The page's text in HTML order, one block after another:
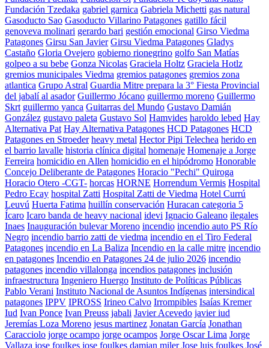
Fundación Tzedaka gabriel garnica Gabriela Michetti gas natural
Gasoducto Sao Gasoducto Villarino Patagones gatillo fácil
genoveva molinari gerardo bari gestión emocional Girso Viedma
Patagones Girsu San Javier Girsu Viedma Patagones Gladys
Castaño Gloria Ovejero gobierno rionegrino golfo San Matías
golpeo a su bebe Gonza Nicolas Graciela Holtz Graciela Hotlz
gremios municipales Viedma gremios patagones gremios zona
atlantica Grupo Astral Guardia Mitre prepara la 3° Fiesta Provincial
del jabalí al asador Guillermo Jócano guillermo moreno Guillermo
Skrt guillermo yanca Guitarras del Mundo Gustavo Damián
González gustavo paleta Gustavo Sol Hamvides haroldo lebed Hay
Alternativa Pat Hay Alternativa Patagones HCD Patagones HCD
Patagones en Stroeder heavy metal Hector Pipi Telechea herido en
el barrio lavalle historia clínica digital homenaje Homenaje a Jorge
Ferreira homicidio en Allen homicidio en el hipódromo Honorable
Concejo Deliberante de Patagones Horacio "Pechi" Quiroga
Horacio Otero -CGT- horcas HORNE Horrendum Vermis Hospital
Pedro Ecay hospital Zatti Hospital Zatti de Viedma Hotel Currú
Leuvú Huerta Fatima huillín conservación Huracan categoria 5
Ícaro Icaro banda de heavy nacional idevi Ignacio Galeano ilegales
Inaes Inauguración bulevar Moreno incendio incendio auto PS Río
Negro incendio barrio zatti de viedma incendio en el Tiro Federal
Patagones incendio en La Baliza Incendio en la calle mitre incendio
en patagones Incendio en Patagones 24 de julio 2026 incendio
patagones incendio villalonga incendios patagones inclusión
infraestructura Ingeniero Huergo Instituto de Políticas Públicas
Pablo Verani Instituto Nacional de Asuntos Indígenas intersindical
patagones IPPV IPROSS Irineo Calvo Irrompibles Isaías Kremer
Iud Ivan Ponce Ivan Preuss jabali Javier Acevedo javier iud
Jeremías Loza Moreno jesus martinez Jonatan García Jonathan
Caracciolo jorge ocampo jorge ocampos Jorge Oscar Lima Jorge
Vallaza jose foulkes jose foulkes damian miler Jose luis foulkes José